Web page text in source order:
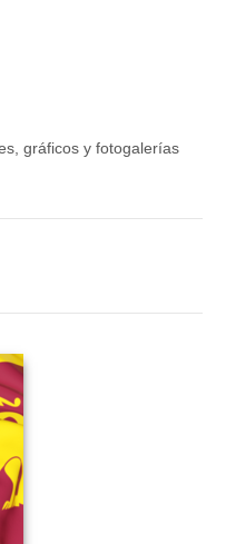
gráficos y fotogalerías